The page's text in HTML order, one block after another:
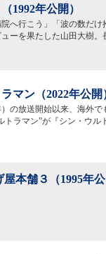
1992年公開）
へ行こう」「波の数だ
ーを果たした山田大樹
マン（2022年公開
）の放送開始以来、海外
トラマン”が『シン・ウ
屋本舗３（1995年